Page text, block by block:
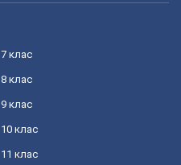
7 клас
8 клас
9 клас
10 клас
11 клас